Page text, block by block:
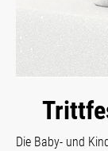
Die Baby- und